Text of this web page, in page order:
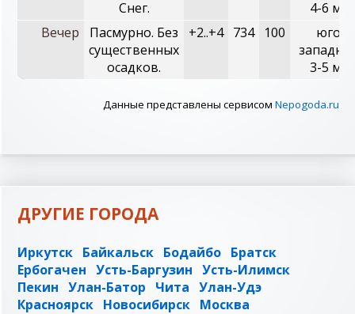
Снег.
4-6 м/с
Вечер
Пасмурно. Без
существенных
осадков.
+2..+4 734 100
юго-
3-5 м/с
Данные представлены сервисом Nepogoda.ru
ДРУГИЕ ГОРОДА
Иркутск Байкальск Бодайбо Братск
Ербогачен Усть-Баргузин Усть-Илимск
Пекин Улан-Батор Чита Улан-Удэ
Красноярск Новосибирск Москва